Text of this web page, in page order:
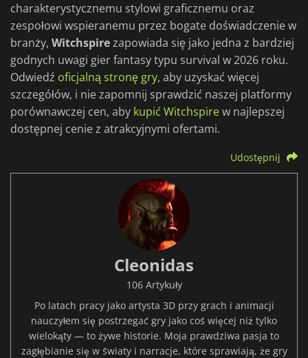
charakterystycznemu stylowi graficznemu oraz
zespołowi wspieranemu przez bogate doświadczenie w
branży, Witchspirezapowiada się jako jedna z bardziej
godnych uwagi gier fantasy typu survival w 2026 roku.
Odwiedź oficjalną stronę gry, aby uzyskać więcej
szczegółów, i nie zapomnij sprawdzić naszej platformy
porównawczej cen, aby kupić Witchspirew najlepszej
dostępnej cenie z atrakcyjnymi ofertami.
Udostępnij
Cleonidas
106 Artykuły
Po latach pracy jako artysta 3D przy grach i animacji
nauczyłem się postrzegać gry jako coś więcej niż tylko
wielokąty — to żywe historie. Moja prawdziwa pasja to
zagłębianie się w światy i narracje, które sprawiają, że gry